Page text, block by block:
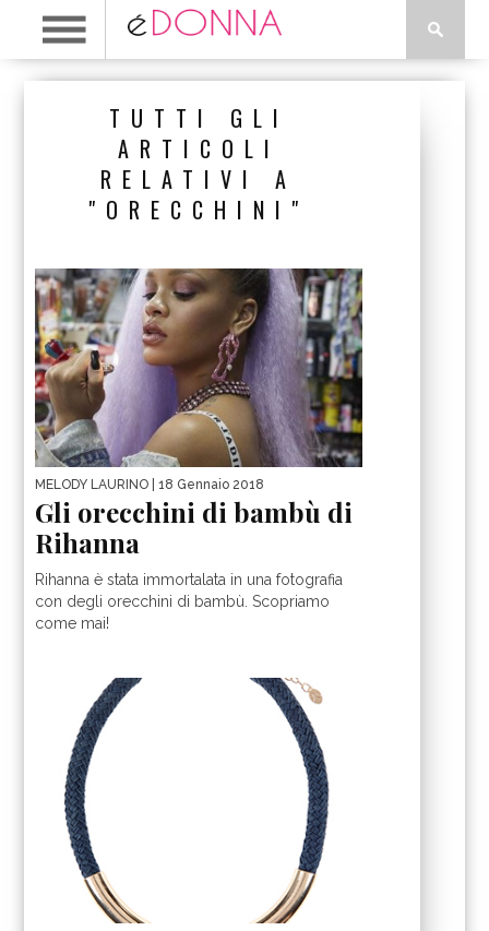
TUTTI GLI
ARTICOLI
RELATIVI A
"ORECCHINI"
MELODY LAURINO | 18 Gennaio 2018
Gli orecchini di bambù di
Rihanna
Rihanna è stata immortalata in una fotografia
con degli orecchini di bambù. Scopriamo
come mai!